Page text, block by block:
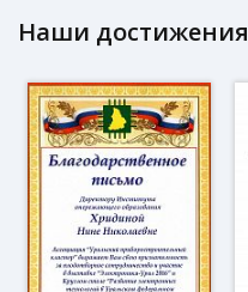
Наши достижения